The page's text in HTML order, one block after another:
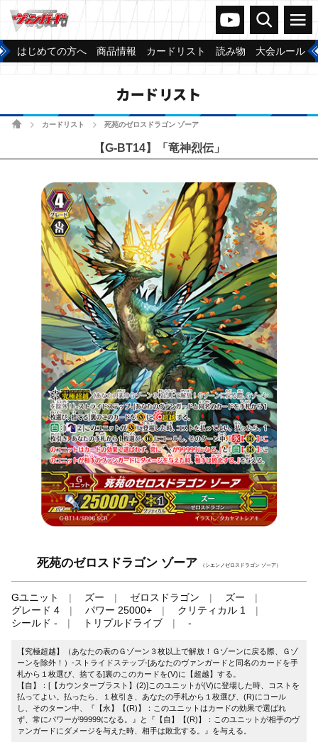
ヴァンガードch
検索 メニュー
はじめての方へ 商品情報 カードリスト 読み物 大会ルール
カードリスト
ホームカードリスト 死苑のゼロスドラゴン ゾーア
【G-BT14】「竜神烈伝」
死苑のゼロスドラゴン ゾーア （シエンノゼロスドラゴン ゾーア）
Gユニット ズー ゼロスドラゴン
ズー
グレード 4
パワー 25000+
クリティカル 1
シールド -
トリプルドライブ -
【究極超越】（あなたの表のＧゾーン３枚以上で解放！Ｇゾーンに戻る際、Ｇゾ
ーンを除外！）-ストライドステップ-[あなたのヴァンガードと同名のカードを手
札から１枚選び、捨てる]裏のこのカードを(V)に【超越】する。
【自】：[【カウンターブラスト】(2)]このユニットが(V)に登場した時、コストを
払ってよい。払ったら、１枚引き、あなたの手札から１枚選び、(R)にコール
し、そのターン中、『【永】【(R)】：このユニットはカードの効果で選ばれ
ず、常にパワーが99999になる。』と『【自】【(R)】：このユニットが相手のヴ
ァンガードにダメージを与えた時、相手は敗北する。』を与える。